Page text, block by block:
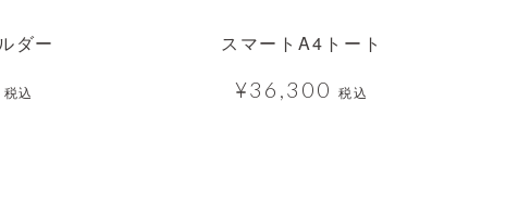
ダー
税込
スマートA4トート
¥36,300 税込